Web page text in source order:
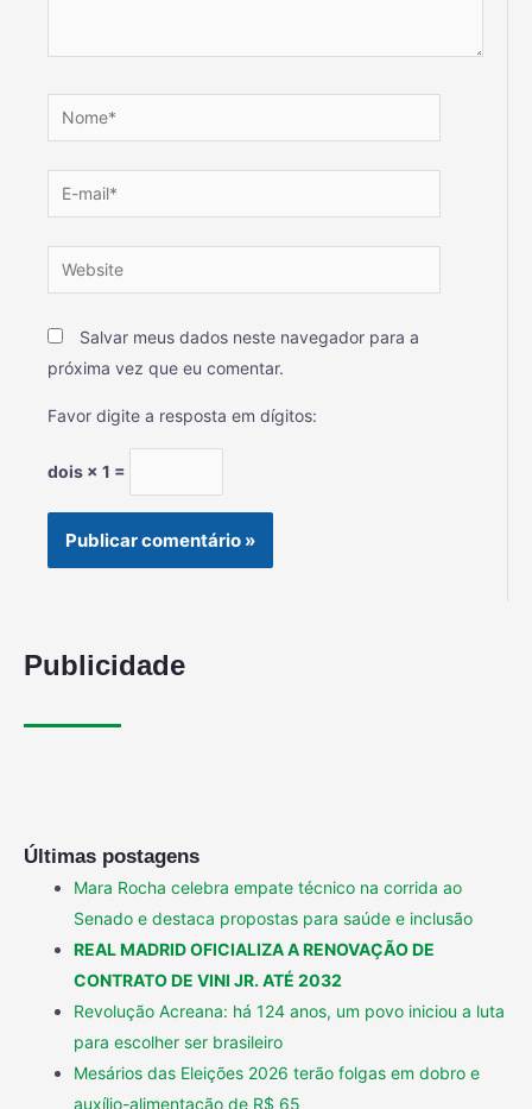
Salvar meus dados neste navegador para a
próxima vez que eu comentar.
Favor digite a resposta em dígitos:
dois × 1 =
Publicidade
Últimas postagens
Mara Rocha celebra empate técnico na corrida ao
Senado e destaca propostas para saúde e inclusão
REAL MADRID OFICIALIZA A RENOVAÇÃO DE
CONTRATO DE VINI JR. ATÉ 2032
Revolução Acreana: há 124 anos, um povo iniciou a luta
para escolher ser brasileiro
Mesários das Eleições 2026 terão folgas em dobro e
auxílio-alimentação de R$ 65